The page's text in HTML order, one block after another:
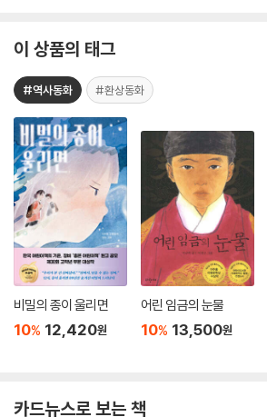
이 상품의 태그
#역사동화 #환상동화
비밀의 종이 울리면
10% 12,420원
어린 임금의 눈물
10% 13,500원
카드뉴스로 보는 책